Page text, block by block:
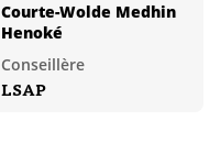
Courte-Wolde Medhin
Henoké
Conseillère
LSAP